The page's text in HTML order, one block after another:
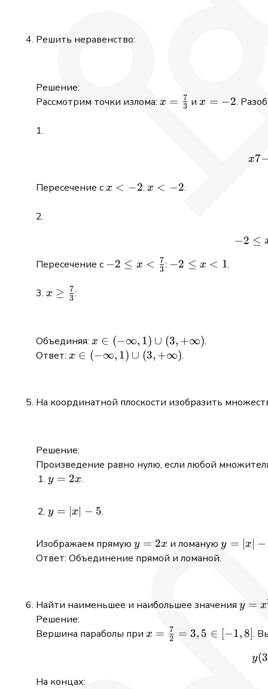
Решить неравенство:
Решение:
Рассмотрим точки излома: x =
x = 3
7 иx
x = −2.
1.
x7
Пересечение сx
x < −2: x
x < −2.
2.
−2 ≤
Пересечение с -2 \le x
−2 ≤ x < 3
7: -2
−2 ≤ x < 1.
3. x \ge
x ≥ 3
7:
Объединяя: x \in (-
\infty,1)
x ∈ (−∞, 1) ∪ (3, +∞).
Ответ: x \in (-
x ∈ (−∞, 1) ∪ (3, +∞).
На координатной плоскости изобразить
Решение:
Произведение равно нулю, если любой
y
y = 2x.
y
-5
y = ∣x − 5.
Изображаем прямую y=2x
y = 2x и ломануюy=|x|
y = x
−
Ответ: Объединение прямой и ломаной.
Найти наименьшее и наибольшее значения y =
-7x
y = x
Решение:
Вершина параболы при x =
x = 2
7 = 3, 5 ∈ [−1,8].
y(3
На концах: